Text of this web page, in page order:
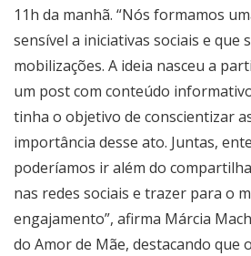
11h da manhã. “Nós formamos
sensível a iniciativas sociais e que
mobilizações. A ideia nasceu a
um post com conteúdo
tinha o objetivo de conscientizar
importância desse ato. Juntas,
poderíamos ir além do
nas redes sociais e trazer para o
engajamento”, afirma Márcia
do Amor de Mãe, destacando que